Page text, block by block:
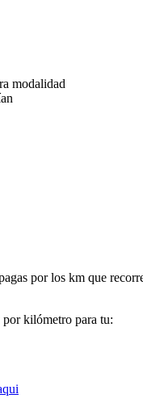
modalidad
por los km que
por kilómetro para tu: